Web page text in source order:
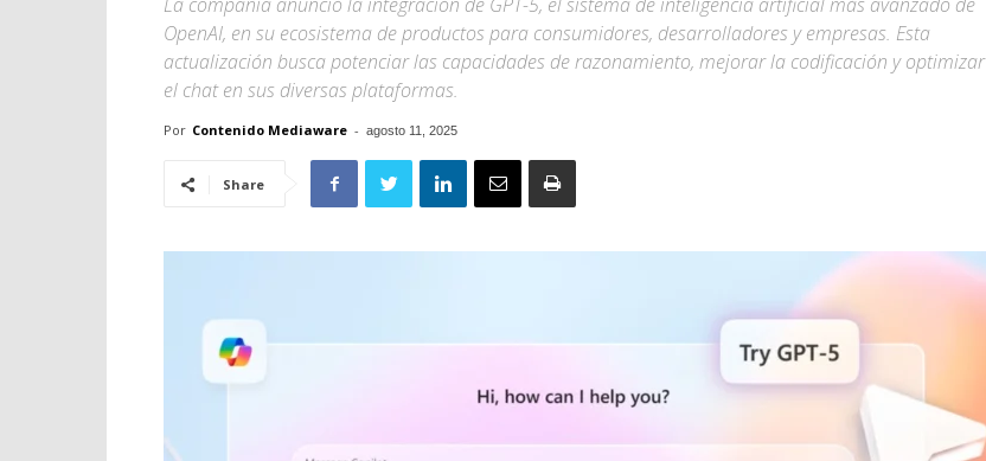
OpenAI, en su ecosistema de productos para consumidores, desarrolladores y empresas. Esta
actualización busca potenciar las capacidades de razonamiento, mejorar la codificación y optimizar
el chat en sus diversas plataformas.
Por Contenido Mediaware - agosto 11, 2025
Share